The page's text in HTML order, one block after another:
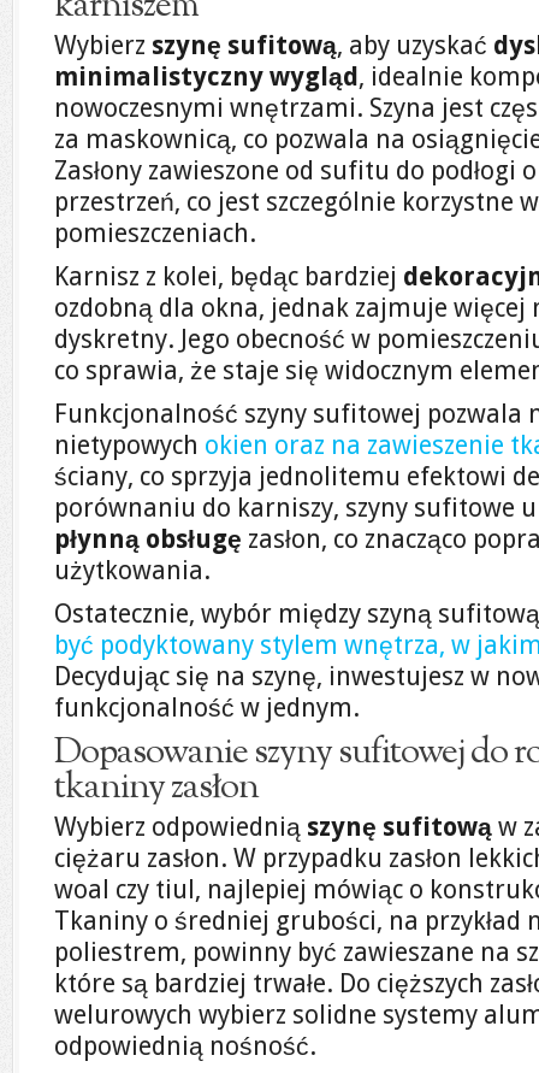
Wybierz szynę sufitową, aby uzyskać
minimalistyczny wygląd, idealnie
nowoczesnymi wnętrzami. Szyna jest
za maskownicą, co pozwala na
Zasłony zawieszone od sufitu do podłogi
przestrzeń, co jest szczególnie korzystne
pomieszczeniach.
Karnisz z kolei, będąc bardziej
ozdobną dla okna, jednak zajmuje
dyskretny. Jego obecność w
co sprawia, że staje się widocznym
Funkcjonalność szyny sufitowej pozwala
nietypowych okien oraz na zawieszenie
ściany, co sprzyja jednolitemu efektowi
porównaniu do karniszy, szyny sufitowe
płynną obsługę zasłon, co znacząco
użytkowania.
Ostatecznie, wybór między szyną
być podyktowany stylem wnętrza, w
Decydując się na szynę, inwestujesz w
funkcjonalność w jednym.
Dopasowanie szyny sufitowej do
tkaniny zasłon
Wybierz odpowiednią szynę sufitową w
ciężaru zasłon. W przypadku zasłon
woal czy tiul, najlepiej mówiąc o
Tkaniny o średniej grubości, na przykład
poliestrem, powinny być zawieszane na
które są bardziej trwałe. Do cięższych
welurowych wybierz solidne systemy
odpowiednią nośność.